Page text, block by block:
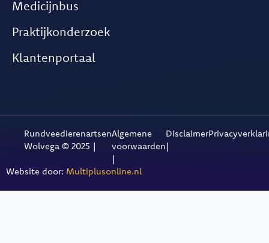
Medicijnbus
Praktijkonderzoek
Klantenportaal
Rundveedierenartsen
Wolvega © 2025 |
Algemene
voorwaarden
Disclaimer
Website door: Multiplusonline.nl